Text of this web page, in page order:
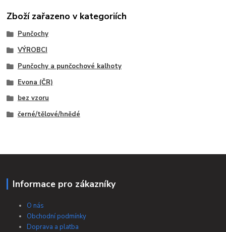
Zboží zařazeno v kategoriích
Punčochy
VÝROBCI
Punčochy a punčochové kalhoty
Evona (ČR)
bez vzoru
černé/tělové/hnědé
Informace pro zákazníky
O nás
Obchodní podmínky
Doprava a platba